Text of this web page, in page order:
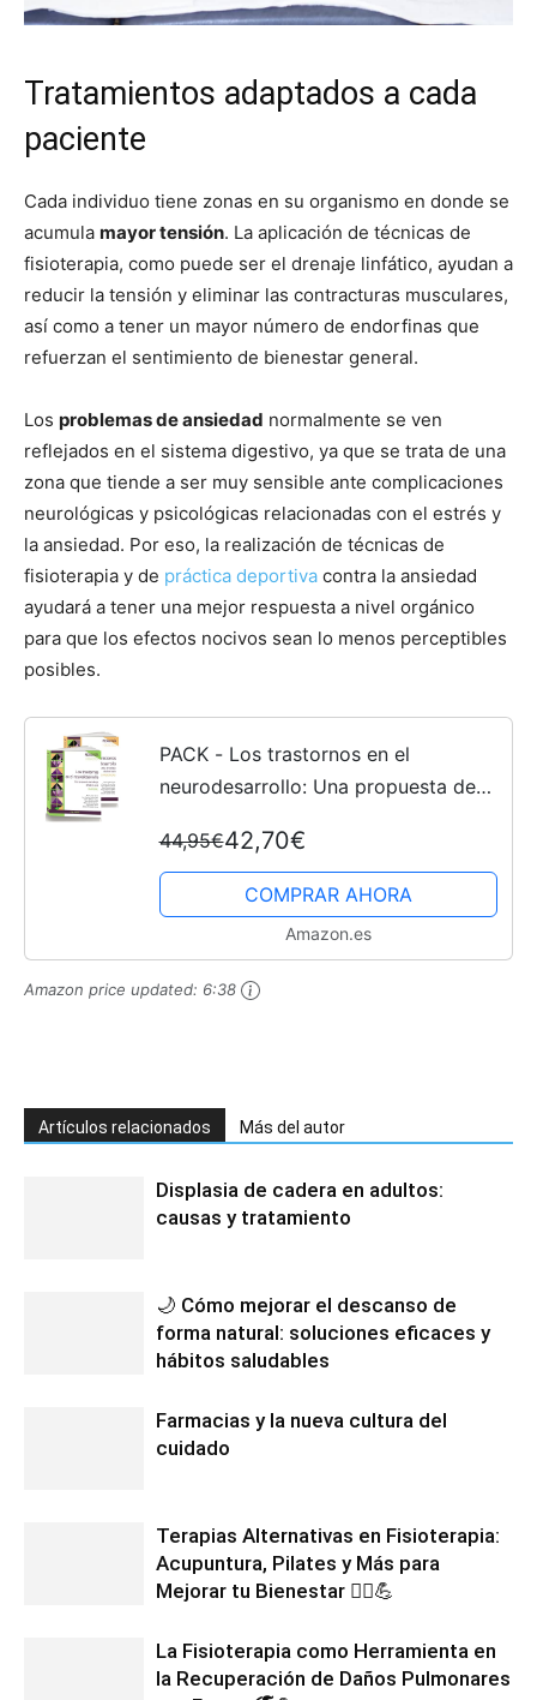
Tratamientos adaptados a cada
paciente
Cada individuo tiene zonas en su organismo en donde se
acumula mayor tensión. La aplicación de técnicas de
fisioterapia, como puede ser el drenaje linfático, ayudan a
reducir la tensión y eliminar las contracturas musculares,
así como a tener un mayor número de endorfinas que
refuerzan el sentimiento de bienestar general.
Los problemas de ansiedad normalmente se ven
reflejados en el sistema digestivo, ya que se trata de una
zona que tiende a ser muy sensible ante complicaciones
neurológicas y psicológicas relacionadas con el estrés y
la ansiedad. Por eso, la realización de técnicas de
fisioterapia y de práctica deportiva contra la ansiedad
ayudará a tener una mejor respuesta a nivel orgánico
para que los efectos nocivos sean lo menos perceptibles
posibles.
PACK - Los trastornos en el
neurodesarrollo: Una propuesta de
44,95€42,70€
COMPRAR AHORA
Amazon.es
Amazon price updated: 6:38
Artículos relacionados Más del autor
Displasia de cadera en adultos:
causas y tratamiento
🌙 Cómo mejorar el descanso de
forma natural: soluciones eficaces y
hábitos saludables
Farmacias y la nueva cultura del
cuidado
Terapias Alternativas en Fisioterapia:
Acupuntura, Pilates y Más para
Mejorar tu Bienestar 💆‍♂️💪
La Fisioterapia como Herramienta en
la Recuperación de Daños Pulmonares